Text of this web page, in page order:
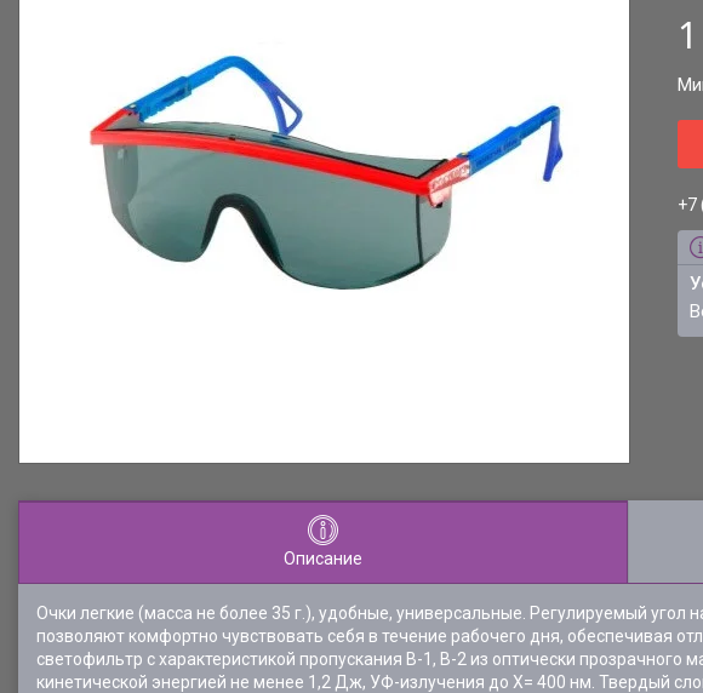
+7
Описание
Очки легкие (масса не более 35 г.), удобные, универсальные. Регулируемый
позволяют комфортно чувствовать себя в течение рабочего дня, обеспечивая
светофильтр с характеристикой пропускания В-1, В-2 из оптически
кинетической энергией не менее 1,2 Дж, УФ-излучения до Х= 400 нм. Твердый